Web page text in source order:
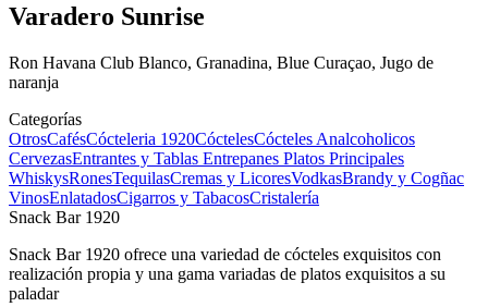
Varadero Sunrise
Ron Havana Club Blanco, Granadina, Blue Curaçao, Jugo de
naranja
Categorías
OtrosCafésCócteleria 1920CóctelesCócteles Analcoholicos
CervezasEntrantes y Tablas Entrepanes Platos Principales
WhiskysRonesTequilasCremas y LicoresVodkasBrandy y Cogñac
VinosEnlatadosCigarros y TabacosCristalería
Snack Bar 1920
Snack Bar 1920 ofrece una variedad de cócteles exquisitos con
realización propia y una gama variadas de platos exquisitos a su
paladar